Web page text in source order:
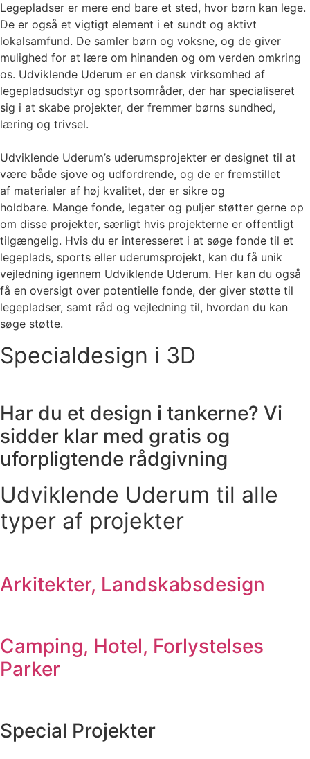
Legepladser er mere end bare et sted, hvor børn kan lege.
De er også et vigtigt element i et sundt og aktivt
lokalsamfund. De samler børn og voksne, og de giver
mulighed for at lære om hinanden og om verden omkring
os. Udviklende Uderum er en dansk virksomhed af
legepladsudstyr og sportsområder, der har specialiseret
sig i at skabe projekter, der fremmer børns sundhed,
læring og trivsel.
Udviklende Uderum’s uderumsprojekter er designet til at
være både sjove og udfordrende, og de er fremstillet
af materialer af høj kvalitet, der er sikre og
holdbare. Mange fonde, legater og puljer støtter gerne op
om disse projekter, særligt hvis projekterne er offentligt
tilgængelig. Hvis du er interesseret i at søge fonde til et
legeplads, sports eller uderumsprojekt, kan du få unik
vejledning igennem Udviklende Uderum. Her kan du også
få en oversigt over potentielle fonde, der giver støtte til
legepladser, samt råd og vejledning til, hvordan du kan
søge støtte.
Specialdesign i 3D
Har du et design i tankerne? Vi
sidder klar med gratis og
uforpligtende rådgivning
Udviklende Uderum til alle
typer af projekter
Arkitekter, Landskabsdesign
Camping, Hotel, Forlystelses
Parker
Special Projekter